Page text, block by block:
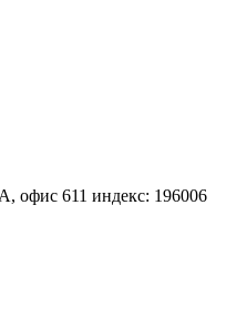
офис 611 индекс: 196006